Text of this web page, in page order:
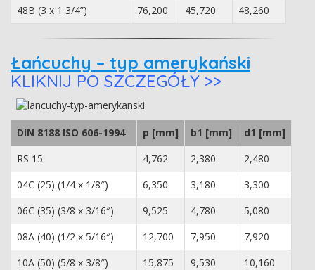
48B (3 x 1 3/4”)
76,200 45,720 48,260
Łańcuchy – typ amerykański
KLIKNIJ PO SZCZEGÓŁY >>
DIN 8188 ISO 606-1994 p [mm] b1 [mm]
d1 [mm]
RS 15
4,762 2,380
2,480
04C (25) (1/4 x 1/8″)
6,350 3,180
3,300
06C (35) (3/8 x 3/16″)
9,525 4,780
5,080
08A (40) (1/2 x 5/16″)
12,700 7,950
7,920
10A (50) (5/8 x 3/8″)
15,875 9,530
10,160